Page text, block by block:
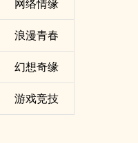
网络情缘
浪漫青春
幻想奇缘
游戏竞技